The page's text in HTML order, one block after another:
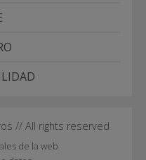
// All rights reserved
de la web